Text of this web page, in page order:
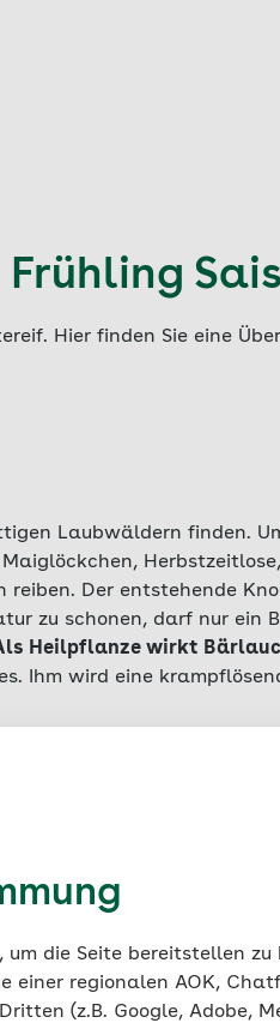
die Seite bereitstellen zu
einer regionalen AOK,
(z.B. Google, Adobe,
Hier finden Sie eine
Laubwäldern finden.
Der entstehende
zu schonen, darf nur ein
Heilpflanze wirkt
Ihm wird eine
fast nur im Süden
ist reich an Vitamin C